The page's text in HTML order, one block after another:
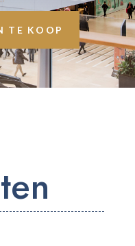
TE KOOP